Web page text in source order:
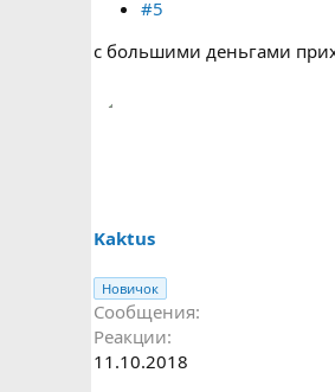
#5
с большими деньгами
Kaktus
Новичок
Сообщения
Реакции
11.10.2018